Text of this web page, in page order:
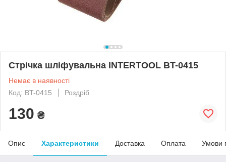
Стрічка шліфувальна INTERTOOL BT-0415
Немає в наявності
Код: BT-0415
Роздріб
130 ₴
Опис Характеристики Доставка Оплата Умови